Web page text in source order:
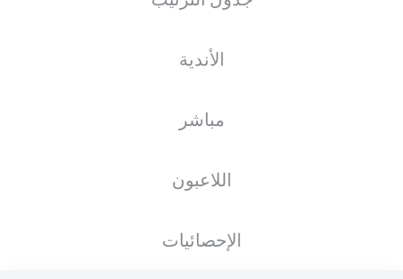
الأندية
مباشر
اللاعبون
الإحصائيات
الأخبار التشكيلات الإحصائيات
انطلاق المباراة.